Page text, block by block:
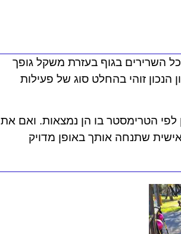
השרירים בגוף בעזרת משקל גופך
זוהי בהחלט סוג של פעילות
לפי הטרימסטר בו הן נמצאות. ואם את
שתנחה אותך באופן מדויק